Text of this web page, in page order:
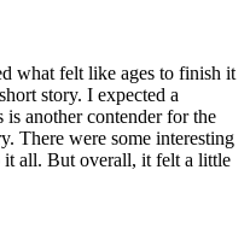
what felt like ages to finish it
story. I expected a
another contender for the
There were some interesting
it all. But overall, it felt a little